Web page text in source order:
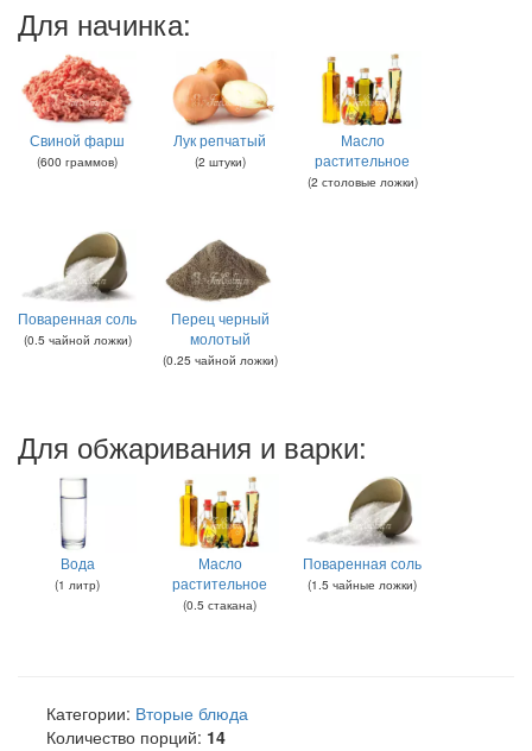
Для начинка:
Свиной фарш
(600 граммов)
Лук репчатый
(2 штуки)
Масло
растительное
(2 столовые ложки)
Поваренная соль
(0.5 чайной ложки)
Перец черный
молотый
(0.25 чайной ложки)
Для обжаривания и варки:
Вода
(1 литр)
Масло
растительное
(0.5 стакана)
Поваренная соль
(1.5 чайные ложки)
Категории: Вторые блюда
Количество порций: 14